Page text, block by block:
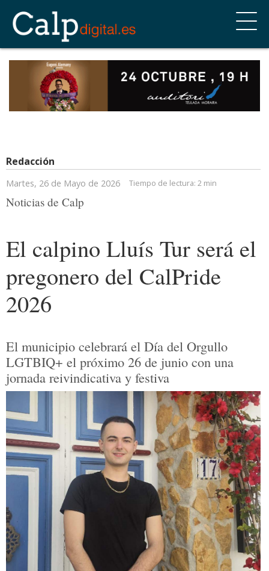
Redacción
Martes, 26 de Mayo de 2026 Tiempo de lectura: 2 min
Noticias de Calp
El calpino Lluís Tur será el
pregonero del CalPride
2026
El municipio celebrará el Día del Orgullo
LGTBIQ+ el próximo 26 de junio con una
jornada reivindicativa y festiva